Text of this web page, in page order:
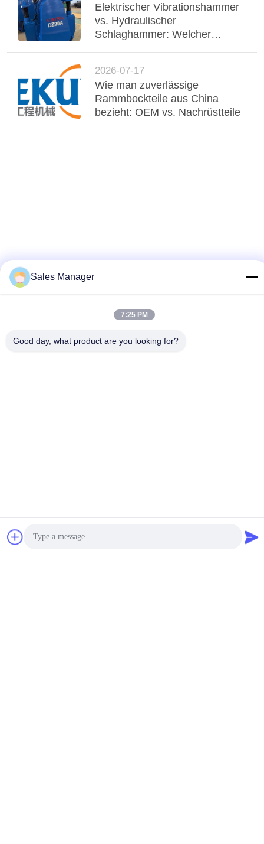
Elektrischer Vibrationshammer
vs. Hydraulischer
Schlaghammer: Welcher
2026-07-17
Wie man zuverlässige
Rammbockteile aus China
bezieht: OEM vs. Nachrüstteile
Sales Manager
7:25 PM
Good day, what product are you looking for?